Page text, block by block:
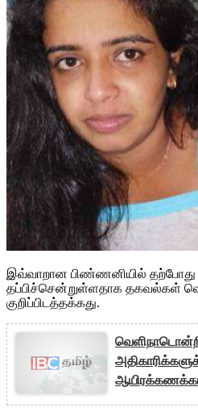
இவ்வாறான பிண்ணனியில் தற்போது
தப்பிச்சென்றுள்ளதாக தகவல்கள்
குறிப்பிடத்தக்கது.